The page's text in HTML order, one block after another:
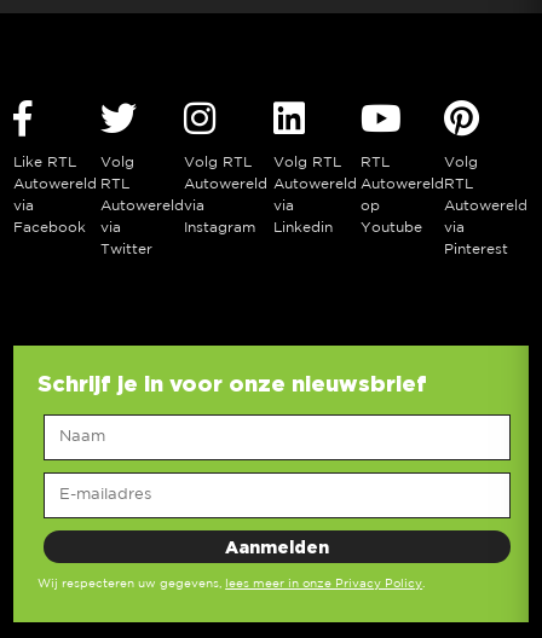
Like RTL
Autowereld
via
Facebook
Volg
RTL
Autowereld
via
Twitter
Volg RTL
Autowereld
via
Instagram
Volg RTL
Autowereld
via
Linkedin
RTL
Autowereld
op
Youtube
Volg
RTL
Autowereld
via
Pinterest
Schrijf je in voor onze nieuwsbrief
Wij respecteren uw gegevens, lees meer in onze Privacy Policy.